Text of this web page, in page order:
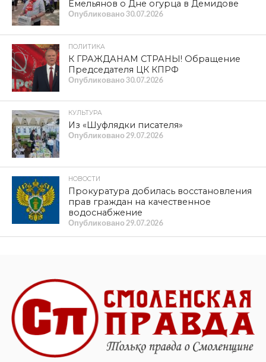
Емельянов о Дне огурца в Демидове
Опубликовано30.07.2026
ПОЛИТИКА
К ГРАЖДАНАМ СТРАНЫ! Обращение
Председателя ЦК КПРФ
Опубликовано30.07.2026
КУЛЬТУРА
Из «Шуфлядки писателя»
Опубликовано 29.07.2026
НОВОСТИ
Прокуратура добилась восстановления
прав граждан на качественное
водоснабжение
Опубликовано 29.07.2026